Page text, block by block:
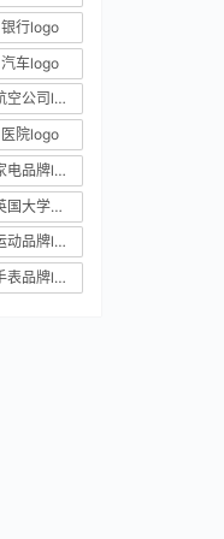
银行logo
汽车logo
航空公司logo
医院logo
家电品牌logo
英国大学校徽
运动品牌logo
手表品牌logo